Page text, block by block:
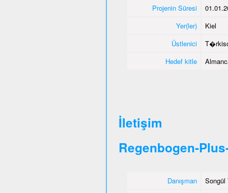
Projenin Süresi
Yer(ler)
Kiel
Üstlenici
Hedef kitle
İletişim
Regenbogen-
Danışman
Songül